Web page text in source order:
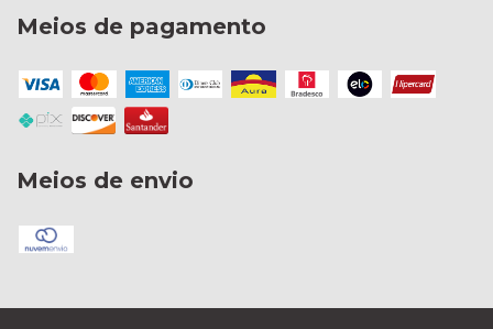
Meios de pagamento
Meios de envio